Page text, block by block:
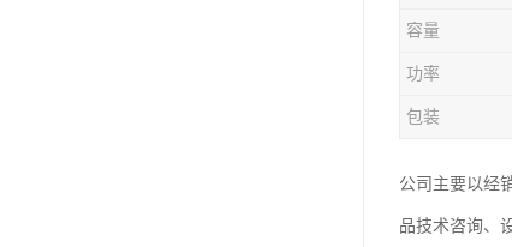
容量
功率
包装
公司主要以经
品技术咨询、